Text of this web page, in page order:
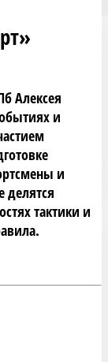
Алексея
и
и
делятся
тактики и